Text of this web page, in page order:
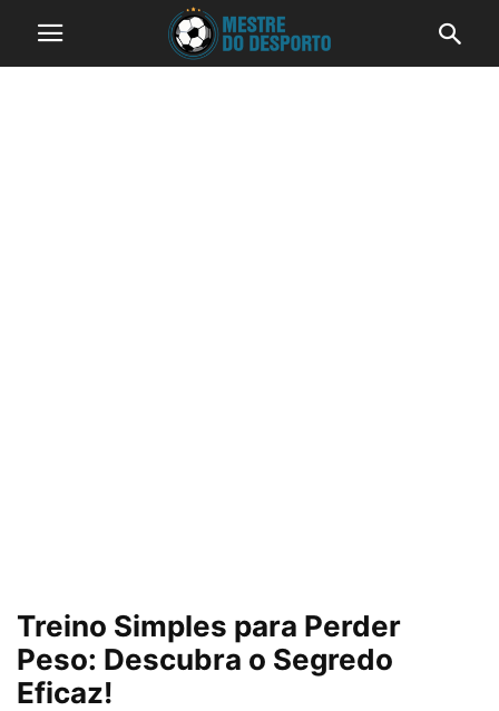
Treino Simples para Perder
Peso: Descubra o Segredo
Eficaz!